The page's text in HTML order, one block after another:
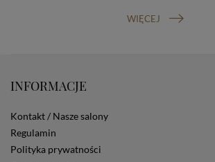
zgody przed jej cofnięciem). W celu
zawartości naszej strony
Na stronie Sklepu są wykorzystywane pliki
Stosowane są one w celach zapewnienia
wygody wszystkich użytkowników (w tym
przy korzystaniu ze Sklepu
WIĘCEJ
INFORMACJE
Kontakt / Nasze salony
Regulamin
Polityka prywatności